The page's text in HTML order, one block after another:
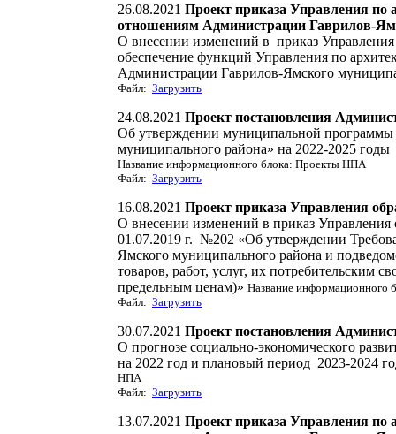
26.08.2021 Проект приказа Управления по
отношениям Администрации Гаврилов-
О внесении изменений в приказ
обеспечение функций Управления по
Администрации Гаврилов-Ямского
Файл: Загрузить
24.08.2021 Проект постановления
Об утверждении муниципальной программы
муниципального района» на 2022-2025 годы
Название информационного блока: Проекты НПА
Файл: Загрузить
16.08.2021 Проект приказа Управления
О внесении изменений в приказ
01.07.2019 г. №202 «Об утверждении
Ямского муниципального района и
товаров, работ, услуг, их потребительским
предельным ценам)» Название информационного
Файл: Загрузить
30.07.2021 Проект постановления
О прогнозе социально-экономического
на 2022 год и плановый период 2023-
НПА
Файл: Загрузить
13.07.2021 Проект приказа Управления по